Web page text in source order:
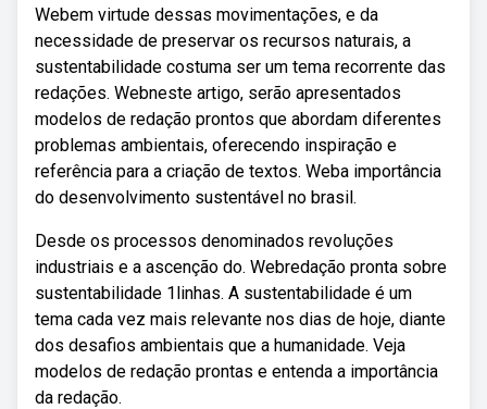
Webem virtude dessas movimentações, e da
necessidade de preservar os recursos naturais, a
sustentabilidade costuma ser um tema recorrente das
redações. Webneste artigo, serão apresentados
modelos de redação prontos que abordam diferentes
problemas ambientais, oferecendo inspiração e
referência para a criação de textos. Weba importância
do desenvolvimento sustentável no brasil.
Desde os processos denominados revoluções
industriais e a ascenção do. Webredação pronta sobre
sustentabilidade 1linhas. A sustentabilidade é um
tema cada vez mais relevante nos dias de hoje, diante
dos desafios ambientais que a humanidade. Veja
modelos de redação prontas e entenda a importância
da redação.